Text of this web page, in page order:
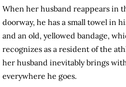
When her husband reappears in
doorway, he has a small towel in
and an old, yellowed bandage,
recognizes as a resident of the
her husband inevitably brings
everywhere he goes.